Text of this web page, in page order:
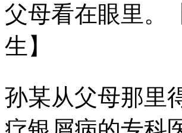
父母看在眼里。
生】
孙某从父母那里